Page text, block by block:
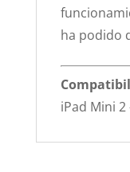
ha podido
iPad Mini 2